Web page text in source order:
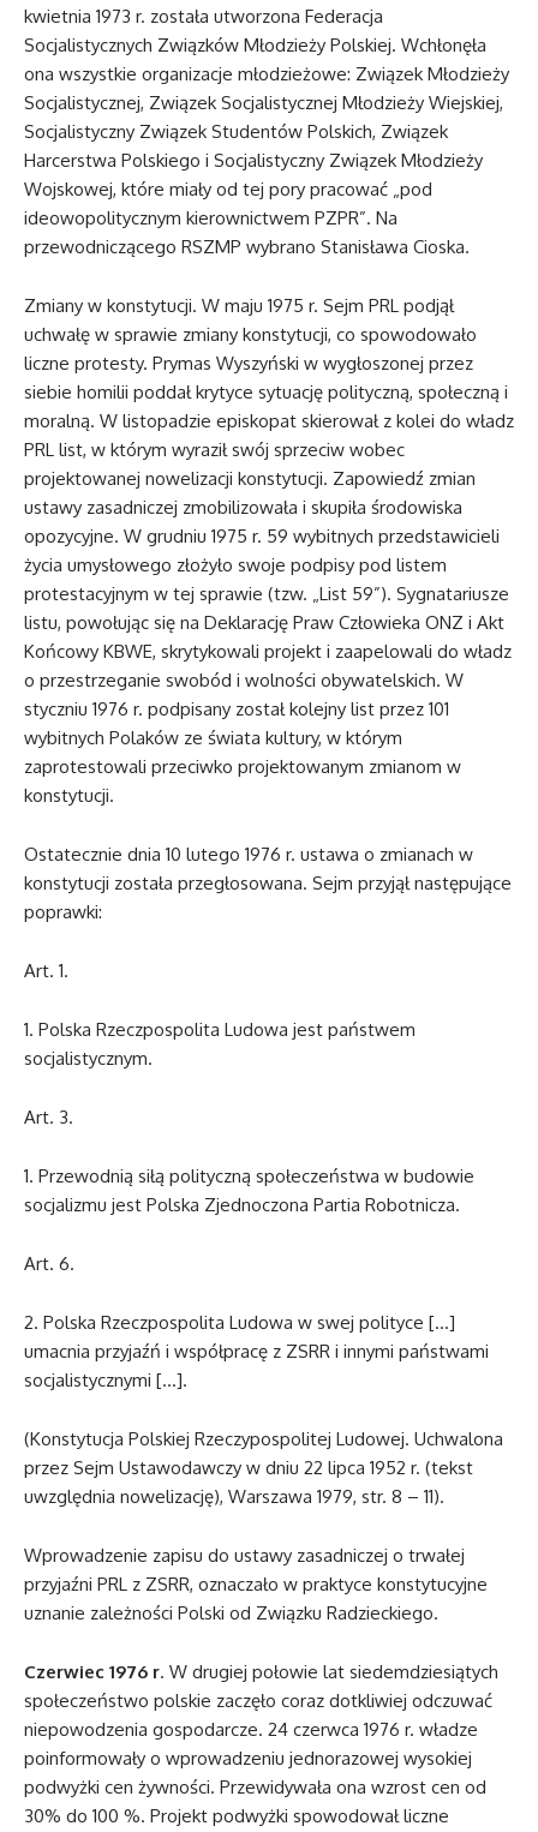
kwietnia 1973 r. została utworzona Federacja
Socjalistycznych Związków Młodzieży Polskiej. Wchłonęła
ona wszystkie organizacje młodzieżowe: Związek Młodzieży
Socjalistycznej, Związek Socjalistycznej Młodzieży Wiejskiej,
Socjalistyczny Związek Studentów Polskich, Związek
Harcerstwa Polskiego i Socjalistyczny Związek Młodzieży
Wojskowej, które miały od tej pory pracować „pod
ideowopolitycznym kierownictwem PZPR”. Na
przewodniczącego RSZMP wybrano Stanisława Cioska.
Zmiany w konstytucji. W maju 1975 r. Sejm PRL podjął
uchwałę w sprawie zmiany konstytucji, co spowodowało
liczne protesty. Prymas Wyszyński w wygłoszonej przez
siebie homilii poddał krytyce sytuację polityczną, społeczną i
moralną. W listopadzie episkopat skierował z kolei do władz
PRL list, w którym wyraził swój sprzeciw wobec
projektowanej nowelizacji konstytucji. Zapowiedź zmian
ustawy zasadniczej zmobilizowała i skupiła środowiska
opozycyjne. W grudniu 1975 r. 59 wybitnych przedstawicieli
życia umysłowego złożyło swoje podpisy pod listem
protestacyjnym w tej sprawie (tzw. „List 59”). Sygnatariusze
listu, powołując się na Deklarację Praw Człowieka ONZ i Akt
Końcowy KBWE, skrytykowali projekt i zaapelowali do władz
o przestrzeganie swobód i wolności obywatelskich. W
styczniu 1976 r. podpisany został kolejny list przez 101
wybitnych Polaków ze świata kultury, w którym
zaprotestowali przeciwko projektowanym zmianom w
konstytucji.
Ostatecznie dnia 10 lutego 1976 r. ustawa o zmianach w
konstytucji została przegłosowana. Sejm przyjął następujące
poprawki:
Art. 1.
1. Polska Rzeczpospolita Ludowa jest państwem
socjalistycznym.
Art. 3.
1. Przewodnią siłą polityczną społeczeństwa w budowie
socjalizmu jest Polska Zjednoczona Partia Robotnicza.
Art. 6.
2. Polska Rzeczpospolita Ludowa w swej polityce […]
umacnia przyjaźń i współpracę z ZSRR i innymi państwami
socjalistycznymi […].
(Konstytucja Polskiej Rzeczypospolitej Ludowej. Uchwalona
przez Sejm Ustawodawczy w dniu 22 lipca 1952 r. (tekst
uwzględnia nowelizację), Warszawa 1979, str. 8 – 11).
Wprowadzenie zapisu do ustawy zasadniczej o trwałej
przyjaźni PRL z ZSRR, oznaczało w praktyce konstytucyjne
uznanie zależności Polski od Związku Radzieckiego.
Czerwiec 1976 r. W drugiej połowie lat siedemdziesiątych
społeczeństwo polskie zaczęło coraz dotkliwiej odczuwać
niepowodzenia gospodarcze. 24 czerwca 1976 r. władze
poinformowały o wprowadzeniu jednorazowej wysokiej
podwyżki cen żywności. Przewidywała ona wzrost cen od
30% do 100 %. Projekt podwyżki spowodował liczne